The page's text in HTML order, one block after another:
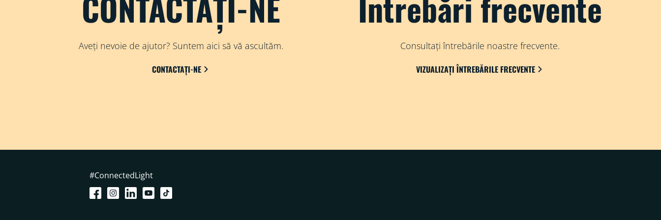
Aveți nevoie de ajutor? Suntem aici să vă ascultăm.
CONTACTAȚI-NE
Consultați întrebările noastre frecvente.
VIZUALIZAȚI ÎNTREBĂRILE FRECVENTE
#ConnectedLight